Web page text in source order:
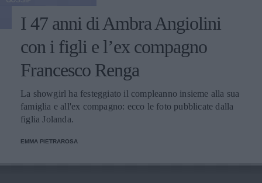
I 47 anni di Ambra Angiolini
con i figli e l’ex compagno
Francesco Renga
La showgirl ha festeggiato il compleanno insieme alla sua
famiglia e all'ex compagno: ecco le foto pubblicate dalla
figlia Jolanda.
EMMA PIETRAROSA